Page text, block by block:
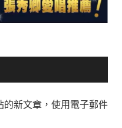
新文章，使用電子郵件